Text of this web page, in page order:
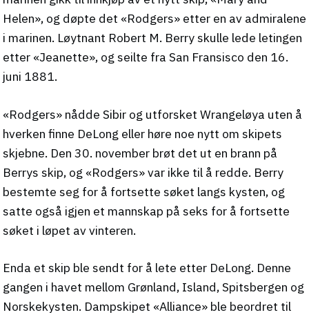
Helen», og døpte det «Rodgers» etter en av admiralene
i marinen. Løytnant Robert M. Berry skulle lede letingen
etter «Jeanette», og seilte fra San Fransisco den 16.
juni 1881.
«Rodgers» nådde Sibir og utforsket Wrangeløya uten å
hverken finne DeLong eller høre noe nytt om skipets
skjebne. Den 30. november brøt det ut en brann på
Berrys skip, og «Rodgers» var ikke til å redde. Berry
bestemte seg for å fortsette søket langs kysten, og
satte også igjen et mannskap på seks for å fortsette
søket i løpet av vinteren.
Enda et skip ble sendt for å lete etter DeLong. Denne
gangen i havet mellom Grønland, Island, Spitsbergen og
Norskekysten. Dampskipet «Alliance» ble beordret til